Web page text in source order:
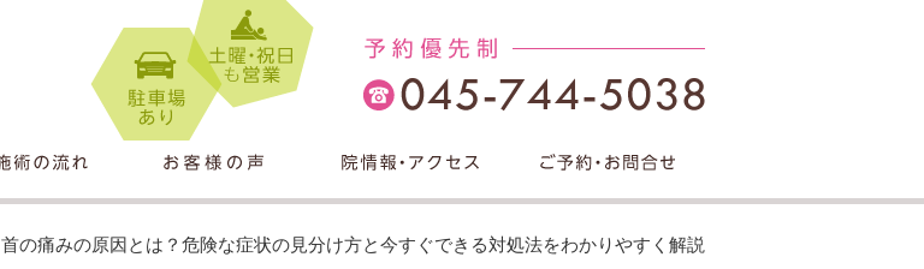
首の痛みの原因とは？危険な症状の見分け方と今すぐできる対処法をわかりやすく解説